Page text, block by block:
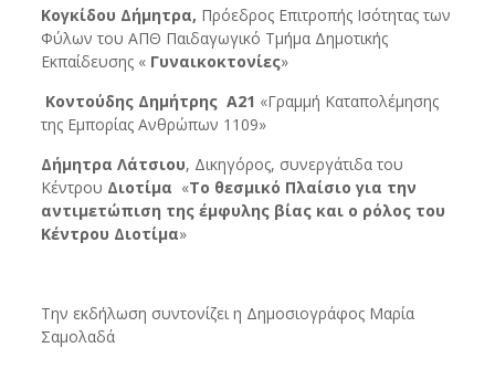
Κογκίδου Δήμητρα, Πρόεδρος Επιτροπής Ισότητας των
Φύλων του ΑΠΘ Παιδαγωγικό Τμήμα Δημοτικής
Εκπαίδευσης « Γυναικοκτονίες»
Κοντούδης Δημήτρης Α21 «Γραμμή Καταπολέμησης
της Εμπορίας Ανθρώπων 1109»
Δήμητρα Λάτσιου, Δικηγόρος, συνεργάτιδα του
Κέντρου Διοτίμα «Το θεσμικό Πλαίσιο για την
αντιμετώπιση της έμφυλης βίας και ο ρόλος του
Κέντρου Διοτίμα»
Την εκδήλωση συντονίζει η Δημοσιογράφος Μαρία
Σαμολαδά